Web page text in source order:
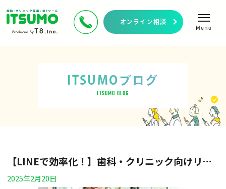
オンライン相談
ITSUMOブログ
ITSUMO BLOG
【LINEで効率化！】歯科・クリニック向けリコール配信の運用方法を解説
2025年2月20日